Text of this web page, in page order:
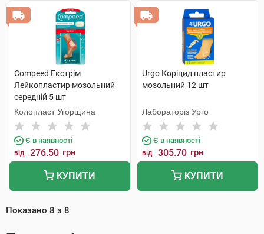
Compeed Екстрім
Лейкопластир мозольний
середній 5 шт
Колопласт Угорщина
Є в наявності
від 276.50 грн
КУПИТИ
Urgo Коріцид пластир
мозольний 12 шт
Лабораторіз Урго
Є в наявності
від 305.70 грн
КУПИТИ
Показано 8 з 8